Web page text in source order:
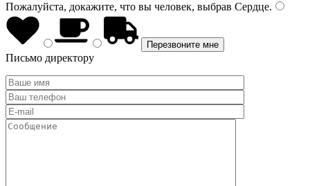
Пожалуйста, докажите, что вы человек, выбрав Сердце.
Письмо директору